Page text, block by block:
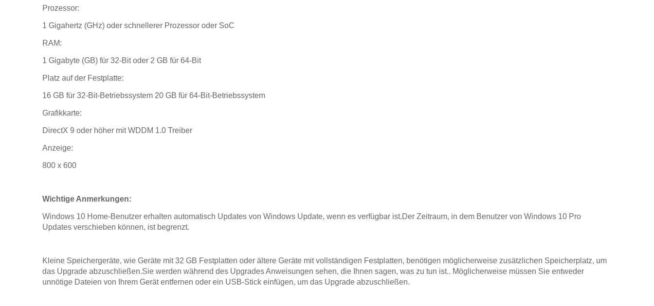
Prozessor:
1 Gigahertz (GHz) oder schnellerer Prozessor oder SoC
RAM:
1 Gigabyte (GB) für 32-Bit oder 2 GB für 64-Bit
Platz auf der Festplatte:
16 GB für 32-Bit-Betriebssystem 20 GB für 64-Bit-Betriebssystem
Grafikkarte:
DirectX 9 oder höher mit WDDM 1.0 Treiber
Anzeige:
800 x 600
Wichtige Anmerkungen:
Windows 10 Home-Benutzer erhalten automatisch Updates von Windows Update, wenn es verfügbar ist.Der Zeitraum, in dem Benutzer von Windows 10 Pro
Updates verschieben können, ist begrenzt.
Kleine Speichergeräte, wie Geräte mit 32 GB Festplatten oder ältere Geräte mit vollständigen Festplatten, benötigen möglicherweise zusätzlichen Speicherplatz, um
das Upgrade abzuschließen.Sie werden während des Upgrades Anweisungen sehen, die Ihnen sagen, was zu tun ist.. Möglicherweise müssen Sie entweder
unnötige Dateien von Ihrem Gerät entfernen oder ein USB-Stick einfügen, um das Upgrade abzuschließen.